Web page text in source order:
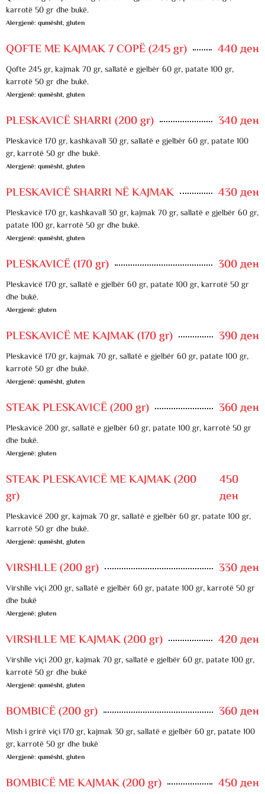
karrotë 50 gr dhe bukë.
Alergjenë: qumësht, gluten
QOFTE ME KAJMAK 7 COPË (245 gr) 440 ден
Qofte 245 gr, kajmak 70 gr, sallatë e gjelbër 60 gr, patate 100 gr,
karrotë 50 gr dhe bukë.
Alergjenë: qumësht, gluten
PLESKAVICË SHARRI (200 gr) 340 ден
Pleskavicë 170 gr, kashkavall 30 gr, sallatë e gjelbër 60 gr, patate 100
gr, karrotë 50 gr dhe bukë.
Alergjenë: qumësht, gluten
PLESKAVICË SHARRI NË KAJMAK 430 ден
Pleskavicë 170 gr, kashkavall 30 gr, kajmak 70 gr, sallatë e gjelbër 60 gr,
patate 100 gr, karrotë 50 gr dhe bukë.
Alergjenë: qumësht, gluten
PLESKAVICË (170 gr) 300 ден
Pleskavicë 170 gr, sallatë e gjelbër 60 gr, patate 100 gr, karrotë 50 gr
dhe bukë.
Alergjenë: gluten
PLESKAVICË ME KAJMAK (170 gr) 390 ден
Pleskavicë 170 gr, kajmak 70 gr, sallatë e gjelbër 60 gr, patate 100 gr,
karrotë 50 gr dhe bukë.
Alergjenë: qumësht, gluten
STEAK PLESKAVICË (200 gr) 360 ден
Pleskavicë 200 gr, sallatë e gjelbër 60 gr, patate 100 gr, karrotë 50 gr
dhe bukë.
Alergjenë: gluten
STEAK PLESKAVICË ME KAJMAK (200
gr)
450
ден
Pleskavicë 200 gr, kajmak 70 gr, sallatë e gjelbër 60 gr, patate 100 gr,
karrotë 50 gr dhe bukë.
Alergjenë: qumësht, gluten
VIRSHLLE (200 gr) 330 ден
Virshlle viçi 200 gr, sallatë e gjelbër 60 gr, patate 100 gr, karrotë 50 gr
dhe bukë
Alergjenë: gluten
VIRSHLLE ME KAJMAK (200 gr) 420 ден
Virshlle viçi 200 gr, kajmak 70 gr, sallatë e gjelbër 60 gr, patate 100 gr,
karrotë 50 gr dhe bukë
Alergjenë: qumësht, gluten
BOMBICË (200 gr) 360 ден
Mish i grirë viçi 170 gr, kajmak 30 gr, sallatë e gjelbër 60 gr, patate 100
gr, karrotë 50 gr dhe bukë
Alergjenë: qumësht, gluten
BOMBICË ME KAJMAK (200 gr) 450 ден